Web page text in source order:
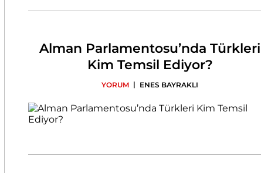
Alman Parlamentosu’nda Türkleri
Kim Temsil Ediyor?
YORUM | ENES BAYRAKLI